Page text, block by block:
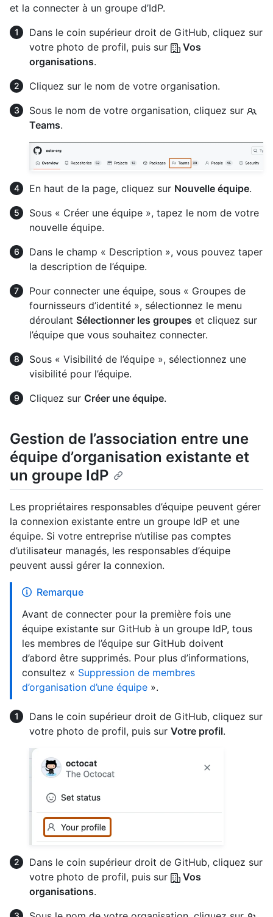
et la connecter à un groupe d’IdP.
Dans le coin supérieur droit de GitHub, cliquez sur
votre photo de profil, puis sur
Vos
organisations.
Cliquez sur le nom de votre organisation.
Sous le nom de votre organisation, cliquez sur
Teams.
En haut de la page, cliquez sur Nouvelle équipe.
Sous « Créer une équipe », tapez le nom de votre
nouvelle équipe.
Dans le champ « Description », vous pouvez taper
la description de l’équipe.
Pour connecter une équipe, sous « Groupes de
fournisseurs d’identité », sélectionnez le menu
déroulant Sélectionner les groupes et cliquez sur
l’équipe que vous souhaitez connecter.
Sous « Visibilité de l’équipe », sélectionnez une
visibilité pour l’équipe.
Cliquez sur Créer une équipe.
Gestion de l’association entre une
équipe d’organisation existante et
un groupe IdP
Les propriétaires responsables d’équipe peuvent gérer
la connexion existante entre un groupe IdP et une
équipe. Si votre entreprise n’utilise pas comptes
d’utilisateur managés, les responsables d’équipe
peuvent aussi gérer la connexion.
Remarque
Avant de connecter pour la première fois une
équipe existante sur GitHub à un groupe IdP, tous
les membres de l’équipe sur GitHub doivent
d’abord être supprimés. Pour plus d’informations,
consultez « Suppression de membres
d’organisation d’une équipe ».
Dans le coin supérieur droit de GitHub, cliquez sur
votre photo de profil, puis sur Votre profil.
Dans le coin supérieur droit de GitHub, cliquez sur
votre photo de profil, puis sur
Vos
organisations.